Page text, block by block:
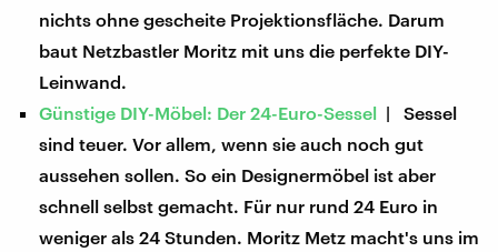
nichts ohne gescheite Projektionsfläche. Darum
baut Netzbastler Moritz mit uns die perfekte DIY-
Leinwand.
Günstige DIY-Möbel: Der 24-Euro-Sessel | Sessel
sind teuer. Vor allem, wenn sie auch noch gut
aussehen sollen. So ein Designermöbel ist aber
schnell selbst gemacht. Für nur rund 24 Euro in
weniger als 24 Stunden. Moritz Metz macht's uns im